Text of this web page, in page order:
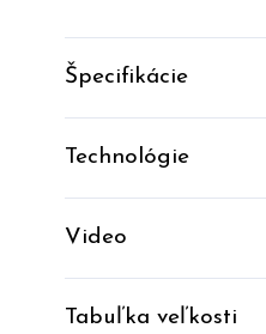
Špecifikácie
Technológie
Video
Tabuľka veľkosti